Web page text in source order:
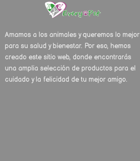
Amamos a los animales y queremos lo mejor
para su salud y bienestar. Por eso, hemos
creado este sitio web, donde encontrarás
una amplia selección de productos para el
cuidado y la felicidad de tu mejor amigo.